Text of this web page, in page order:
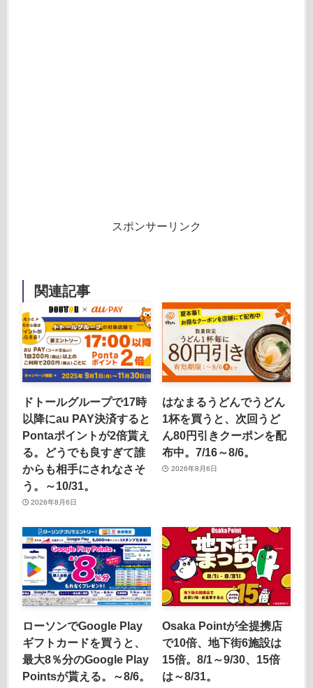
スポンサーリンク
関連記事
ドトールグループで17時
以降にau PAY決済すると
Pontaポイントが2倍貰え
る。どうでも良すぎて誰
からも相手にされなさそ
う。～10/31。
2026年8月6日
はなまるうどんでうどん
1杯を買うと、次回うど
ん80円引きクーポンを配
布中。7/16～8/6。
2026年8月6日
ローソンでGoogle Play
ギフトカードを買うと、
最大8％分のGoogle Play
Pointsが貰える。～8/6。
Osaka Pointが全提携店
で10倍、地下街6施設は
15倍。8/1～9/30、15倍
は～8/31。